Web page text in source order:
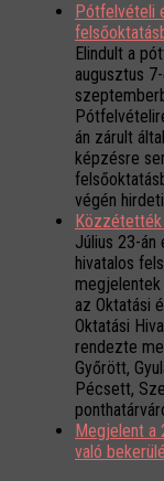
Pótfelvételi
Elindult a
augusztus
án zárult
képzésre
végén
Július 23-
hivatalos
az Oktatási
Oktatási
rendezte
Győrött,
Pécsett,
Megjelent a
való